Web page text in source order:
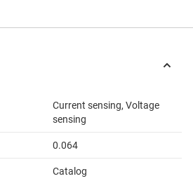
Current sensing, Voltage
sensing
0.064
Catalog